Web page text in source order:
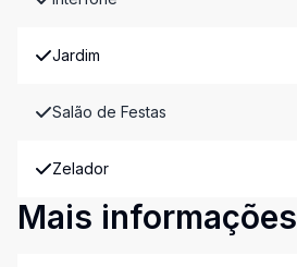
Jardim
Salão de Festas
Zelador
Mais informações